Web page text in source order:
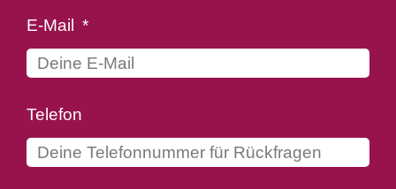
E-Mail
Telefon